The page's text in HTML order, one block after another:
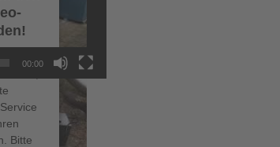
Bitte
00:00